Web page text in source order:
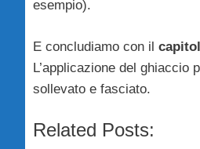
esempio).
E concludiamo con il
L’applicazione del ghiaccio
sollevato e fasciato.
Related Posts: